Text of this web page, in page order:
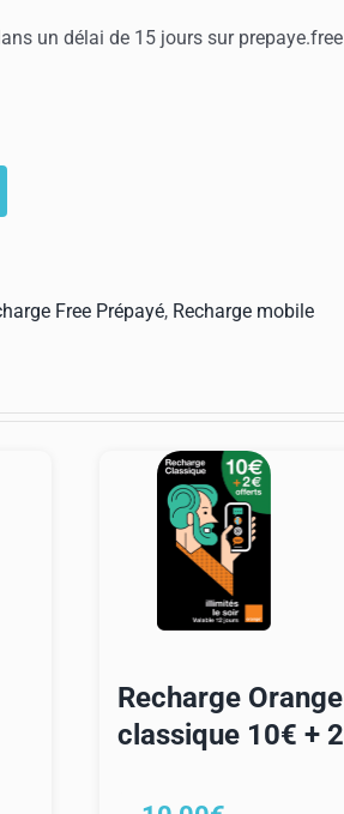
un délai de 15 jours sur
Free Prépayé, Recharge mobile
Recharge Orange
classique 10€ +